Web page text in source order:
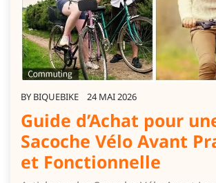
BY BIQUEBIKE 24 MAI 2026
Guide d’Achat pour
Sacoche Vélo Avant
et Fonctionnelle